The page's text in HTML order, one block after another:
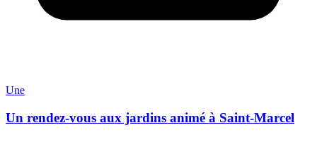
Une
Un rendez-vous aux jardins animé à Saint-Marcel